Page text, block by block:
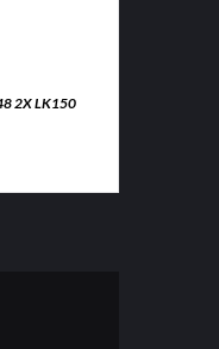
2X LK150